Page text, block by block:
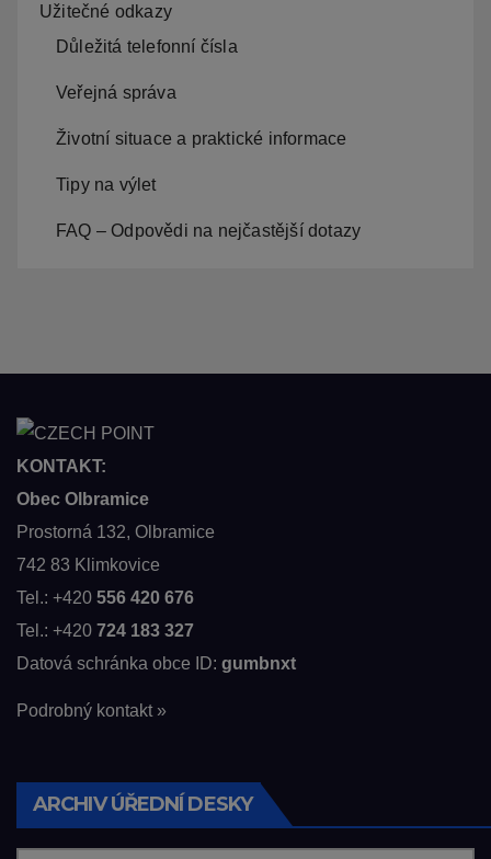
Užitečné odkazy
Důležitá telefonní čísla
Veřejná správa
Životní situace a praktické informace
Tipy na výlet
FAQ – Odpovědi na nejčastější dotazy
KONTAKT:
Obec Olbramice
Prostorná 132, Olbramice
742 83 Klimkovice
Tel.: +420 556 420 676
Tel.: +420 724 183 327
Datová schránka obce ID: gumbnxt
Podrobný kontakt »
ARCHIV ÚŘEDNÍ DESKY